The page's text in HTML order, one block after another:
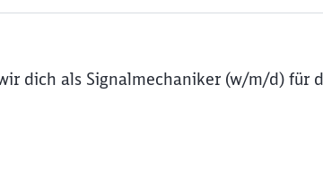
dich als Signalmechaniker (w/m/d) für